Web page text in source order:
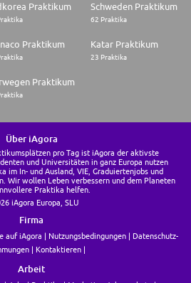
Praktikum Schweden Praktikum
62 Praktika
Praktikum Katar Praktikum
23 Praktika
Praktikum
Über iAgora
pro Tag ist iAgora der aktivste
und Universitäten in ganz Europa nutzen
im In- und Ausland, VIE, Graduiertenjobs und
Wir wollen Leben verbessern und dem Planeten
Praktika helfen.
iAgora Europa, SLU
Firma
auf iAgora Nutzungsbedingungen
Datenschutz-
Kontaktieren
Arbeit